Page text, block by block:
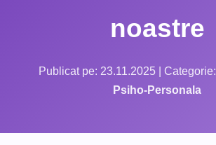
noastre
Publicat pe: 23.11.2025 | Categorie:
Psiho-Personala